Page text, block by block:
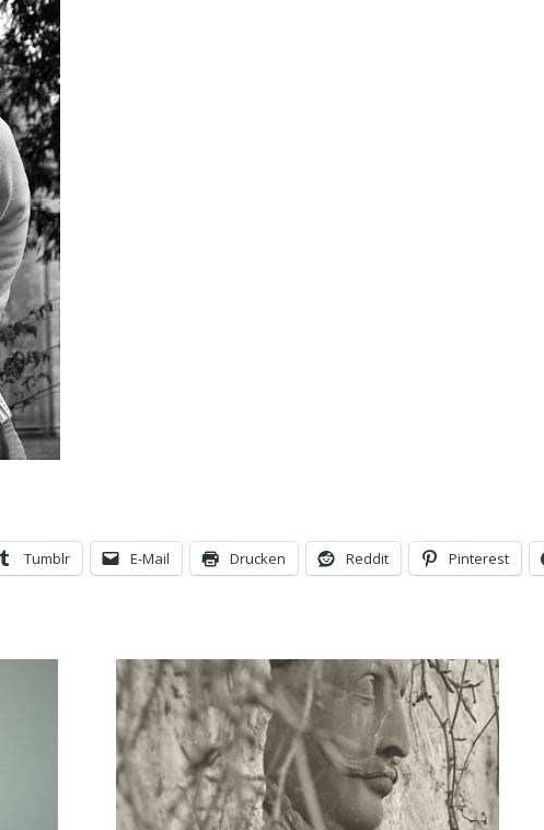
Tumblr E-Mail Drucken Reddit Pinterest